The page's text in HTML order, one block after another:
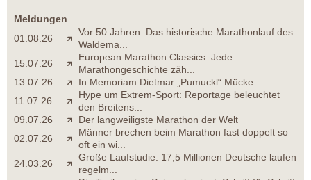
Meldungen
01.08.26
Vor 50 Jahren: Das historische Marathonlauf des
Waldema...
15.07.26
European Marathon Classics: Jede
Marathongeschichte zäh...
13.07.26
In Memoriam Dietmar „Pumuckl“ Mücke
11.07.26
Hype um Extrem-Sport: Reportage beleuchtet
den Breitens...
09.07.26
Der langweiligste Marathon der Welt
02.07.26
Männer brechen beim Marathon fast doppelt so
oft ein wi...
24.03.26
Große Laufstudie: 17,5 Millionen Deutsche laufen
regelm...